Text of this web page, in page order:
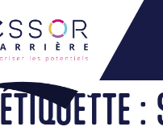
ÉTIQUETTE :